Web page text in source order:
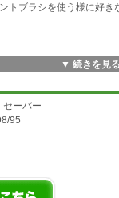
トブラシを使う様に好
▼ 続きを見
セーバー
95